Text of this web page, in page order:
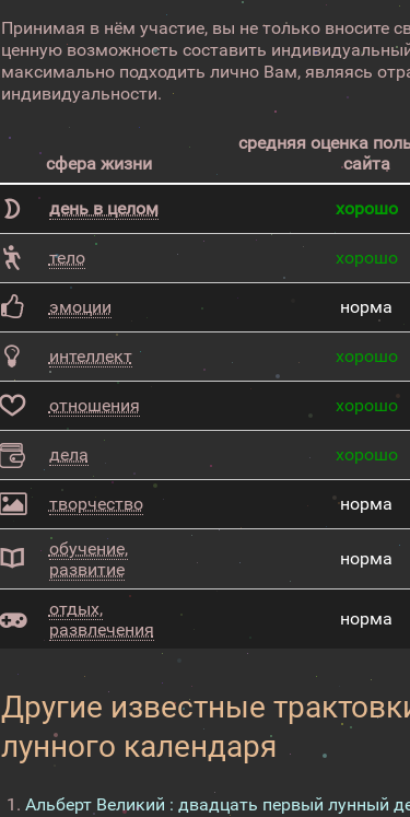
Принимая в нём участие, вы не только вносите
ценную возможность составить
максимально подходить лично Вам, являясь
индивидуальности.
сфера жизни
средняя оценка
сайта
день в целом хорошо
тело хорошо
эмоции норма
интеллект хорошо
отношения хорошо
дела хорошо
творчество норма
обучение,
развитие
норма
отдых,
развлечения
норма
Другие известные
лунного календаря
Альберт Великий : двадцать первый лунный